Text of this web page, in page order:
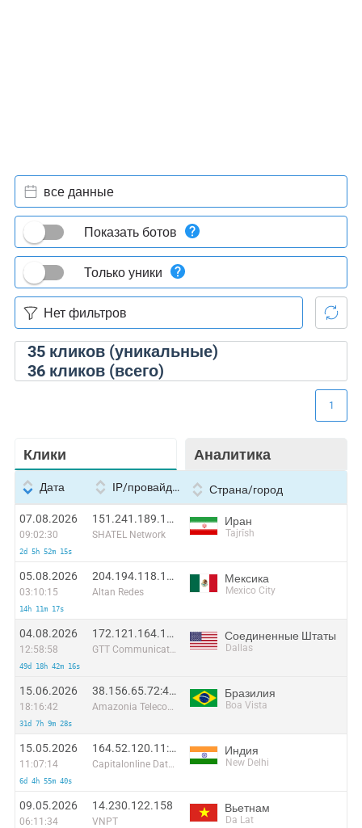
35кликов (уникальные)
36кликов (всего)
все данные
Показать ботов
Только уники
Клики Аналитика
1
Дата IP/провайдер Страна/город
07.08.2026
09:02:30
2d 5h 52m 15s
151.241.189.121:38028
SHATEL Network
Иран
Tajrīsh
05.08.2026
03:10:15
14h 11m 17s
204.194.118.164:20833
Altan Redes
Мексика
Mexico City
04.08.2026
12:58:58
49d 18h 42m 16s
172.121.164.113:56852
GTT Communications Inc.
Соединенные Штаты
Dallas
15.06.2026
18:16:42
31d 7h 9m 28s
38.156.65.72:45274
Amazonia Telecomunicacoes Ltda
Бразилия
Boa Vista
15.05.2026
11:07:14
6d 4h 55m 40s
164.52.120.11:48783
Capitalonline Data Service (HK) Co
Индия
New Delhi
09.05.2026
06:11:34
14.230.122.158
VNPT
Вьетнам
Da Lat